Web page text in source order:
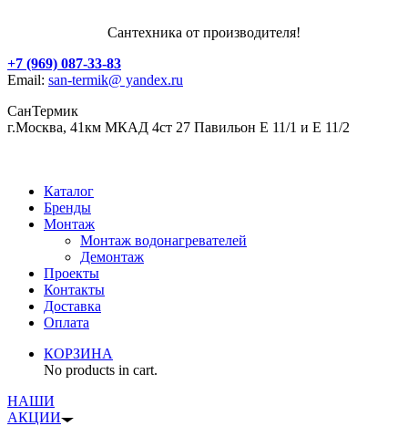
Сантехника от производителя!
+7 (969) 087-33-83
Email: san-termik@ yandex.ru
СанТермик
г.Москва, 41км МКАД 4ст 27 Павильон Е 11/1 и Е 11/2
Каталог
Бренды
Монтаж
Монтаж водонагревателей
Демонтаж
Проекты
Контакты
Доставка
Оплата
КОРЗИНА
No products in cart.
НАШИ
АКЦИИ